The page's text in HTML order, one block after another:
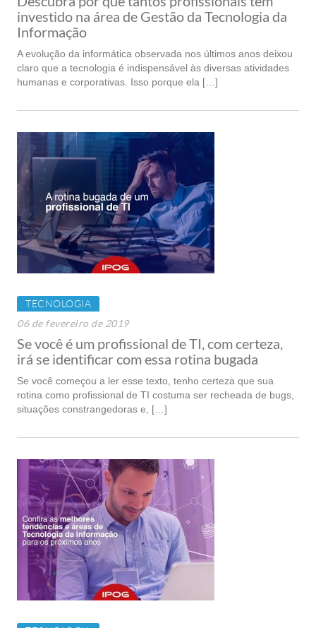
investido na área de Gestão da Tecnologia da
Informação
A evolução da informática observada nos últimos anos deixou
claro que a tecnologia é indispensável às diversas atividades
humanas e corporativas. Isso porque ela […]
TECNOLOGIA
06 de fevereiro de 2019
Se você é um profissional de TI, com certeza,
irá se identificar com essa rotina bugada
Se você começou a ler esse texto, tenho certeza que sua
rotina como profissional de TI costuma ser recheada de bugs,
situações constrangedoras e, […]